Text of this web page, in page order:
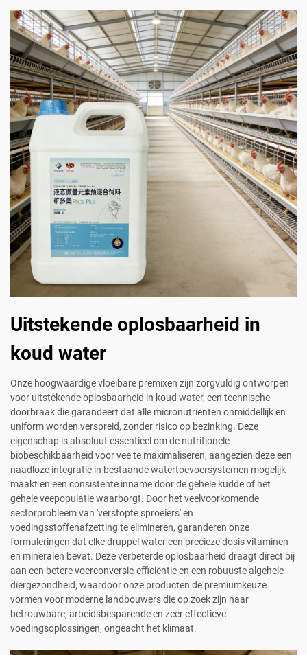
Uitstekende oplosbaarheid in
koud water
Onze hoogwaardige vloeibare premixen zijn zorgvuldig ontworpen
voor uitstekende oplosbaarheid in koud water, een technische
doorbraak die garandeert dat alle micronutriënten onmiddellijk en
uniform worden verspreid, zonder risico op bezinking. Deze
eigenschap is absoluut essentieel om de nutritionele
biobeschikbaarheid voor vee te maximaliseren, aangezien deze een
naadloze integratie in bestaande watertoevoersystemen mogelijk
maakt en een consistente inname door de gehele kudde of het
gehele veepopulatie waarborgt. Door het veelvoorkomende
sectorprobleem van 'verstopte sproeiers' en
voedingsstoffenafzetting te elimineren, garanderen onze
formuleringen dat elke druppel water een precieze dosis vitaminen
en mineralen bevat. Deze verbeterde oplosbaarheid draagt direct bij
aan een betere voerconversie-efficiëntie en een robuuste algehele
diergezondheid, waardoor onze producten de premiumkeuze
vormen voor moderne landbouwers die op zoek zijn naar
betrouwbare, arbeidsbesparende en zeer effectieve
voedingsoplossingen, ongeacht het klimaat.